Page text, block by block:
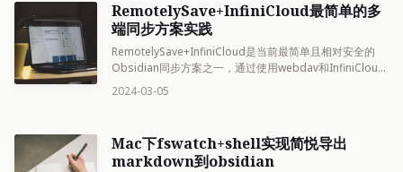
RemotelySave+InfiniCloud最简单的多
端同步方案实践
RemotelySave+InfiniCloud是当前最简单且相对安全的
Obsidian同步方案之一，通过使用webdav和InfiniCloud
解决了安装软件复杂、网速慢、数据同步延迟等问题。推
荐使用RemotelySave插件在手机端操
2024-03-05
Mac下fswatch+shell实现简悦导出
markdown到obsidian